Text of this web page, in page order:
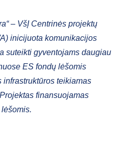
– VšĮ Centrinės projektų
inicijuota komunikacijos
suteikti gyventojams daugiau
ES fondų lėšomis
infrastruktūros teikiamas
finansuojamas